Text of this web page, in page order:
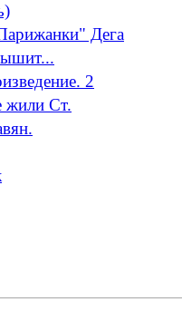
Дега
2
жили Ст.